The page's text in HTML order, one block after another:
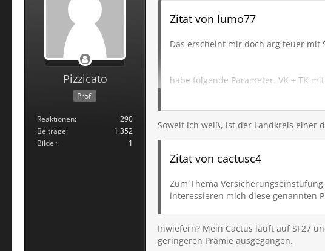
Pizzicato
Profi
Reaktionen
290
Beiträge
1.352
Bilder
1
Zitat von lumo77
Das erscheint mir doch arg teuer mit
habe folgende Parameter. VK + TK
2016 1101,22 zahlen müssen. Mich
naja und vom Wohnort hängt es
biste auch gekniffen...
Soweit ich weiß, ist der Landkreis einer
Zitat von cactusc4
Zum Thema
interessieren mich diese genannten
Inwiefern? Mein Cactus läuft auf SF27
geringeren Prämie ausgegangen.